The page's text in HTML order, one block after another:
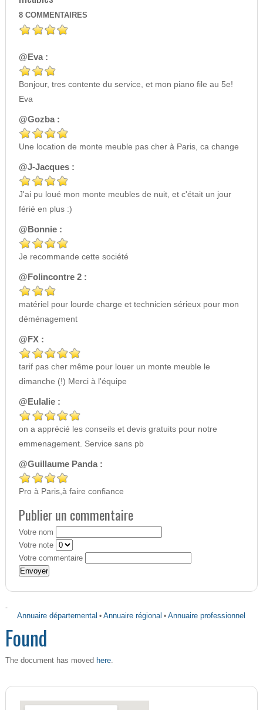
8 COMMENTAIRES
@Eva :
Bonjour, tres contente du service, et mon piano file au 5e!
Eva
@Gozba :
Une location de monte meuble pas cher à Paris, ca change
@J-Jacques :
J'ai pu loué mon monte meubles de nuit, et c'était un jour
férié en plus :)
@Bonnie :
Je recommande cette société
@Folincontre 2 :
matériel pour lourde charge et technicien sérieux pour mon
déménagement
@FX :
tarif pas cher même pour louer un monte meuble le
dimanche (!) Merci à l'équipe
@Eulalie :
on a apprécié les conseils et devis gratuits pour notre
emmenagement. Service sans pb
@Guillaume Panda :
Pro à Paris,à faire confiance
Publier un commentaire
Votre nom
Votre note
Votre commentaire
-
Annuaire départemental •Annuaire régional •Annuaire professionnel
Found
The document has moved here.